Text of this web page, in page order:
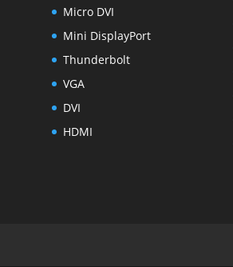
Micro DVI
Mini DisplayPort
Thunderbolt
VGA
DVI
HDMI